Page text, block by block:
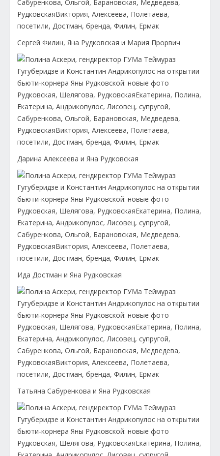
Сергей Филин, Яна Рудковская и Мария Прорвич
Дарина Алексеева и Яна Рудковская
Ида Достман и Яна Рудковская
Татьяна Сабуренкова и Яна Рудковская